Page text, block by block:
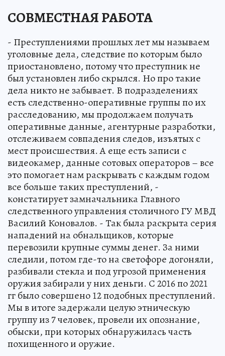
СОВМЕСТНАЯ РАБОТА
- Преступлениями прошлых лет мы называем
уголовные дела, следствие по которым было
приостановлено, потому что преступник не
был установлен либо скрылся. Но про такие
дела никто не забывает. В подразделениях
есть следственно-оперативные группы по их
расследованию, мы продолжаем получать
оперативные данные, агентурные разработки,
отслеживаем совпадения следов, изъятых с
мест происшествия. А еще есть записи с
видеокамер, данные сотовых операторов – все
это помогает нам раскрывать с каждым годом
все больше таких преступлений, -
констатирует замначальника Главного
следственного управления столичного ГУ МВД
Василий Коновалов. - Так была раскрыта серия
нападений на обнальщиков, которые
перевозили крупные суммы денег. За ними
следили, потом где-то на светофоре догоняли,
разбивали стекла и под угрозой применения
оружия забирали у них деньги. С 2016 по 2021
гг было совершено 12 подобных преступлений.
Мы в итоге задержали целую этническую
группу из 7 человек, провели их опознание,
обыски, при которых обнаружилась часть
похищенного и оружие.